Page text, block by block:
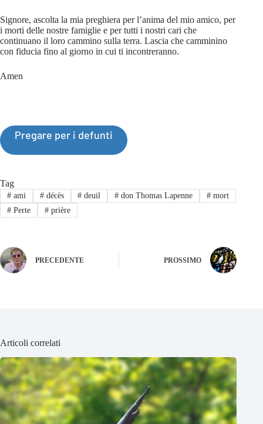
Signore, ascolta la mia preghiera per l’anima del mio amico, per
i morti delle nostre famiglie e per tutti i nostri cari che
continuano il loro cammino sulla terra. Lascia che camminino
con fiducia fino al giorno in cui ti incontreranno.
Amen
Pregare per i defunti
Tag
#ami #décès # deuil # don Thomas Lapenne # mort
#Perte #prière
PRECEDENTE PROSSIMO
Articoli correlati